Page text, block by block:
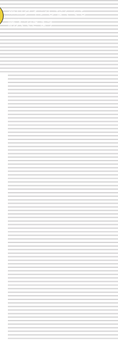
※ログインしなくても
購入できます